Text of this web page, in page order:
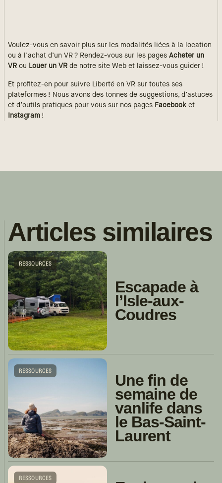
Voulez-vous en savoir plus sur les modalités liées à la location
ou à l’achat d’un VR ? Rendez-vous sur les pages Acheter un
VR ou Louer un VR de notre site Web et laissez-vous guider !
Et profitez-en pour suivre Liberté en VR sur toutes ses
plateformes ! Nous avons des tonnes de suggestions, d’astuces
et d’outils pratiques pour vous sur nos pages Facebook et
Instagram !
Articles similaires
RESSOURCES
Escapade à
l’Isle-aux-
Coudres
RESSOURCES
Une fin de
semaine de
vanlife dans
le Bas-Saint-
Laurent
RESSOURCES